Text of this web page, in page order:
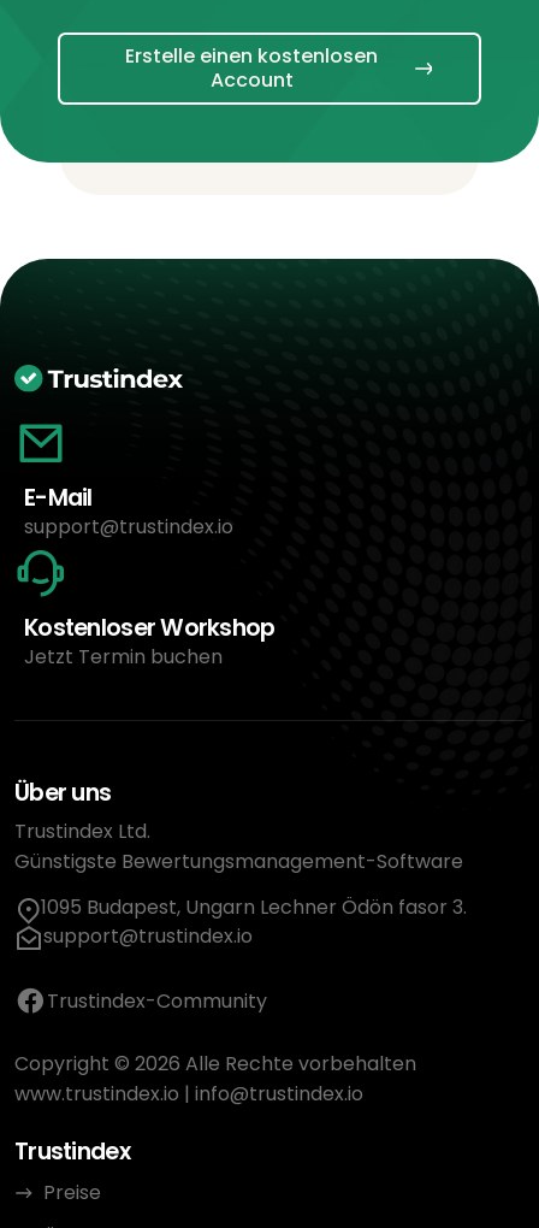
Erstelle einen kostenlosen
Account
E-Mail
support@trustindex.io
Kostenloser Workshop
Jetzt Termin buchen
Über uns
Trustindex Ltd.
Günstigste Bewertungsmanagement-Software
1095 Budapest, Ungarn Lechner Ödön fasor 3.
support@trustindex.io
Trustindex-Community
Copyright © 2026 Alle Rechte vorbehalten
www.trustindex.io | info@trustindex.io
Trustindex
Preise